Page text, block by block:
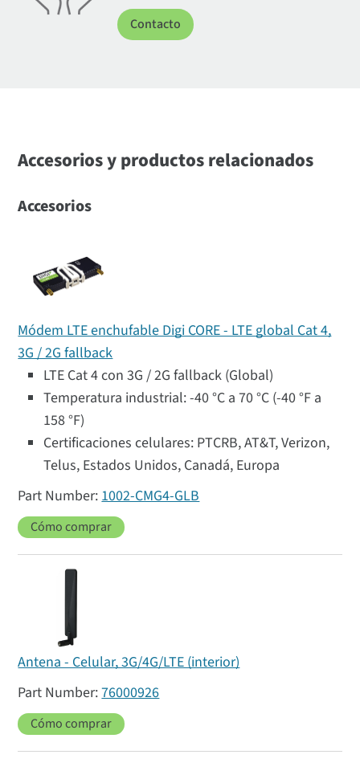
Contacto
Accesorios y productos relacionados
Accesorios
Módem LTE enchufable Digi CORE - LTE global Cat 4,
3G / 2G fallback
LTE Cat 4 con 3G / 2G fallback (Global)
Temperatura industrial: -40 °C a 70 °C (-40 °F a
158 °F)
Certificaciones celulares: PTCRB, AT&T, Verizon,
Telus, Estados Unidos, Canadá, Europa
1002-CMG4-GLB
Cómo comprar
Antena - Celular, 3G/4G/LTE (interior)
76000926
Cómo comprar